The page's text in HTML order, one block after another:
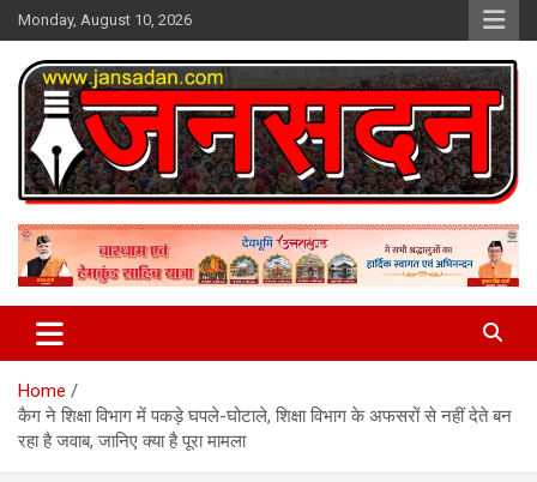
Skip
to
content
Monday, August 10, 2026
Jan Sadan
Home
कैग ने शिक्षा विभाग में पकड़े घपले-घोटाले, शिक्षा विभाग के अफसरों से नहीं देते बन
रहा है जवाब, जानिए क्या है पूरा मामला